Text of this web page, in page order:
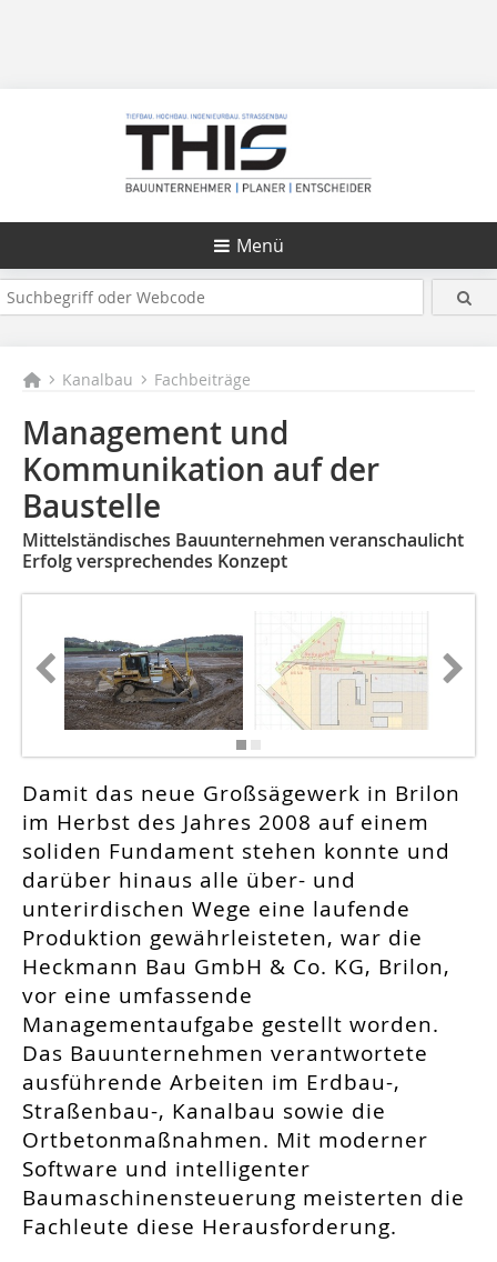
Menü
Kanalbau Fachbeiträge
Management und
Kommunikation auf der
Baustelle
Mittelständisches Bauunternehmen veranschaulicht
Erfolg versprechendes Konzept
Damit das neue Großsägewerk in Brilon
im Herbst des Jahres 2008 auf einem
soliden Fundament stehen konnte und
darüber hinaus alle über- und
unterirdischen Wege eine laufende
Produktion gewährleisteten, war die
Heckmann Bau GmbH & Co. KG, Brilon,
vor eine umfassende
Managementaufgabe gestellt worden.
Das Bauunternehmen verantwortete
ausführende Arbeiten im Erdbau-,
Straßenbau-, Kanalbau sowie die
Ortbetonmaßnahmen. Mit moderner
Software und intelligenter
Baumaschinensteuerung meisterten die
Fachleute diese Herausforderung.